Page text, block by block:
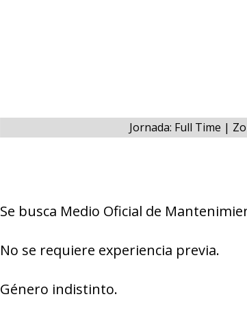
Jornada: Full Time |
Se busca Medio Oficial de
No se requiere experiencia previa.
Género indistinto.